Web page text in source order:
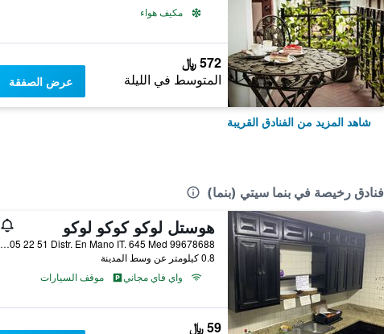
مكيف هواء
572 ﷼
المتوسط في الليلة عرض الصفقة
شاهد المزيد من الفنادق القريبة
فنادق رخيصة في بنما سيتي (بنما)
هوستل لوكو كوكو لوكو
Bella Vista,Campo Alegre 10600 N 5A Consul Finl Poste 5B 05 22 51 Distr. En Mano IT. 645 Med 99678688, بنما سيتي (بنما), بنما
0.8 كيلومتر عن وسط المدينة
واي فاي مجاني
موقف السيارات
59 ﷼